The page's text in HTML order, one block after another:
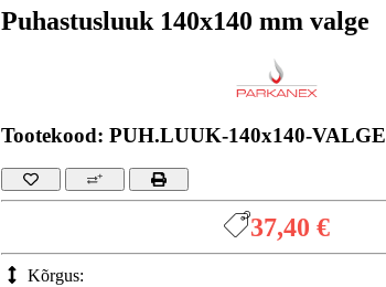
Puhastusluuk 140x140 mm valge
Tootekood: PUH.LUUK-140x140-VALGE
37,40 €
Kõrgus: